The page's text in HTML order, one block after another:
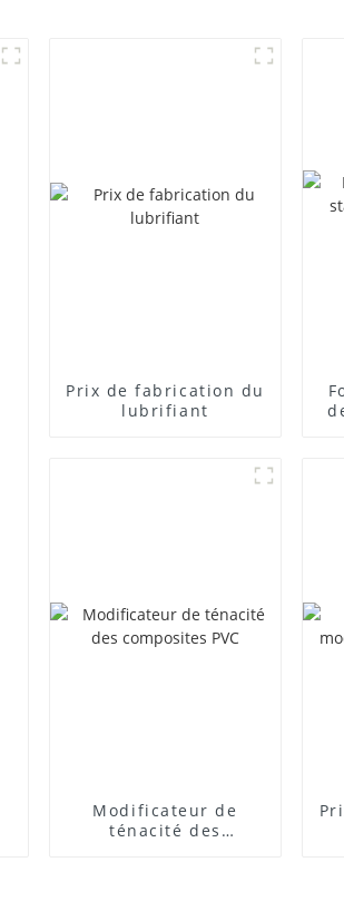
Prix ​​de fabrication du
lubrifiant
Modificateur de
ténacité des